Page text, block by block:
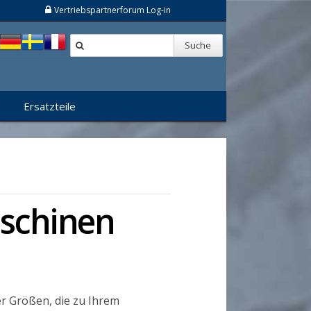
Vertriebspartnerforum Log-in
Suche
Ersatzteile
Größen, die zu Ihrem